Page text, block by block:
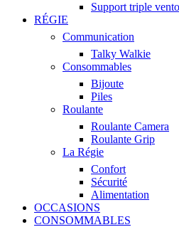
Support triple
RÉGIE
Communication
Talky Walkie
Consommables
Bijoute
Piles
Roulante
Roulante Camera
Roulante Grip
La Régie
Confort
Sécurité
Alimentation
OCCASIONS
CONSOMMABLES